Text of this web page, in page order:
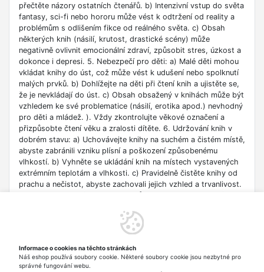
přečtěte názory ostatních čtenářů. b) Intenzivní vstup do světa
fantasy, sci-fi nebo hororu může vést k odtržení od reality a
problémům s odlišením fikce od reálného světa. c) Obsah
některých knih (násilí, krutost, drastické scény) může
negativně ovlivnit emocionální zdraví, způsobit stres, úzkost a
dokonce i depresi. 5. Nebezpečí pro děti: a) Malé děti mohou
vkládat knihy do úst, což může vést k udušení nebo spolknutí
malých prvků. b) Dohlížejte na děti při čtení knih a ujistěte se,
že je nevkládají do úst. c) Obsah obsažený v knihách může být
vzhledem ke své problematice (násilí, erotika apod.) nevhodný
pro děti a mládež. ). Vždy zkontrolujte věkové označení a
přizpůsobte čtení věku a zralosti dítěte. 6. Udržování knih v
dobrém stavu: a) Uchovávejte knihy na suchém a čistém místě,
abyste zabránili vzniku plísní a poškození způsobenému
vlhkostí. b) Vyhněte se ukládání knih na místech vystavených
extrémním teplotám a vlhkosti. c) Pravidelně čistěte knihy od
prachu a nečistot, abyste zachovali jejich vzhled a trvanlivost.
vzdělávací nebo profesní účely. b) Věnujte pozornost datu
vydání, protože znalosti v některých oblastech se rychle
zdrojů uvedených v knize buďte opatrní a dodržujte pravidla
bezpečnosti na síti. 8. Autorská práva: a) Dodržujte autorská
Informace o cookies na těchto stránkách
Náš eshop používá soubory cookie. Některé soubory cookie jsou nezbytné pro
správné fungování webu.